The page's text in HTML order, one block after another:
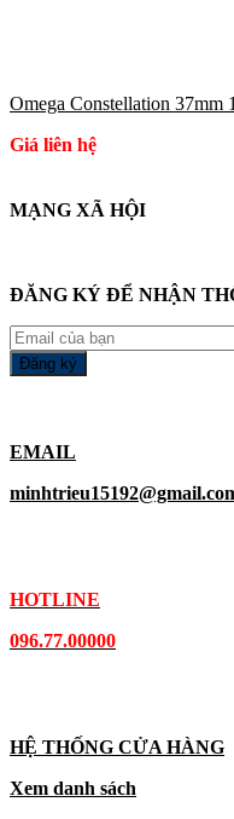
Omega Constellation 37mm
Giá liên hệ
MẠNG XÃ HỘI
ĐĂNG KÝ ĐỂ NHẬN
EMAIL
HOTLINE
096.77.00000
HỆ THỐNG CỬA HÀNG
Xem danh sách